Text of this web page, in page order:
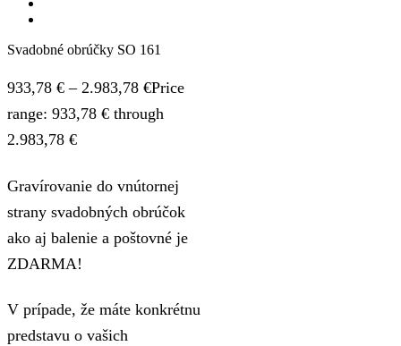
Svadobné obrúčky SO 161
933,78 € – 2.983,78 €Price
range: 933,78 € through
2.983,78 €
Gravírovanie do vnútornej
strany svadobných obrúčok
ako aj balenie a poštovné je
ZDARMA!
V prípade, že máte konkrétnu
predstavu o vašich